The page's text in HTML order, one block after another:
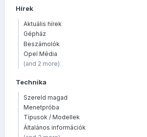
Hírek
Aktuális hírek
Gépház
Beszámolók
Opel Média
(and 2 more)
Technika
Szereld magad
Menetpróba
Típusok / Modellek
Általános információk